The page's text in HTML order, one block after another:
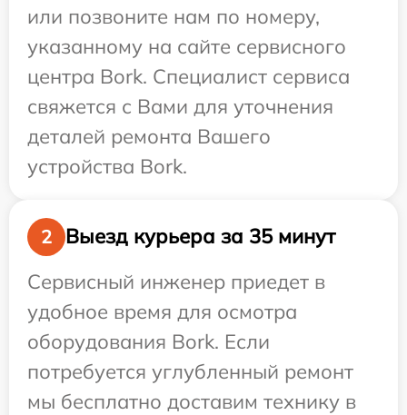
или позвоните нам по номеру,
указанному на сайте сервисного
центра Bork. Специалист сервиса
свяжется с Вами для уточнения
деталей ремонта Вашего
устройства Bork.
2
Выезд курьера за 35 минут
Сервисный инженер приедет в
удобное время для осмотра
оборудования Bork. Если
потребуется углубленный ремонт
мы бесплатно доставим технику в